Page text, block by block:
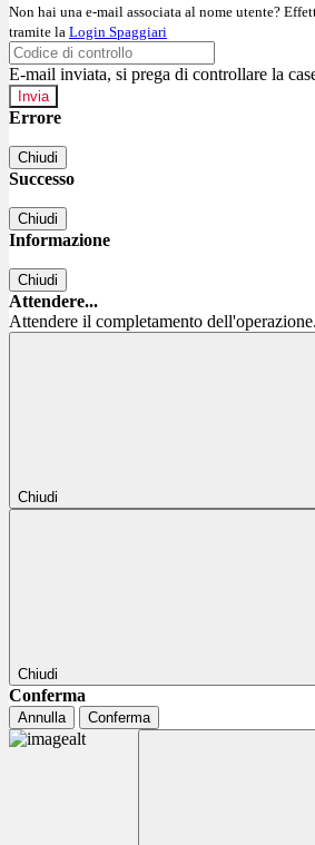
Non hai una e-mail associata al nome utente?
tramite la Login Spaggiari
E-mail inviata, si prega di controllare la
Errore
Chiudi
Successo
Chiudi
Informazione
Chiudi
Attendere...
Attendere il completamento
Chiudi
Chiudi
Conferma
Annulla Conferma